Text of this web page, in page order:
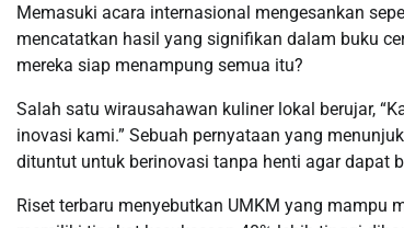
Memasuki acara internasional mengesankan
mencatatkan hasil yang signifikan dalam buku
mereka siap menampung semua itu?
Salah satu wirausahawan kuliner lokal berujar,
inovasi kami.” Sebuah pernyataan yang
dituntut untuk berinovasi tanpa henti agar dapat
Riset terbaru menyebutkan UMKM yang mampu